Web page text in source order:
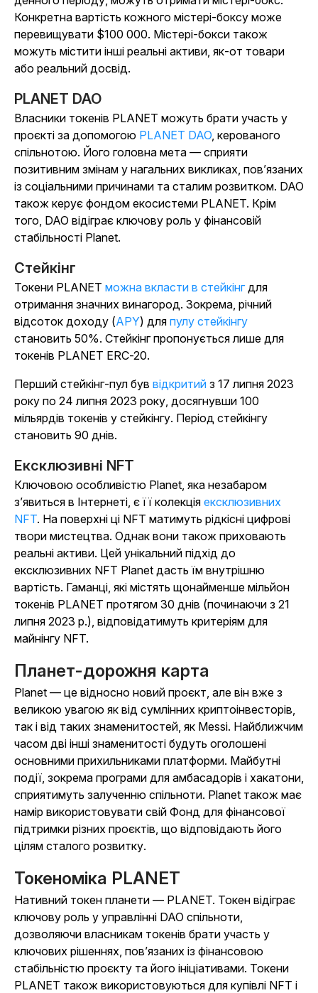
Конкретна вартість кожного містері-боксу може
перевищувати $100 000. Містері-бокси також
можуть містити інші реальні активи, як-от товари
або реальний досвід.
PLANET DAO
Власники токенів PLANET можуть брати участь у
проєкті за допомогою PLANET DAO, керованого
спільнотою. Його головна мета — сприяти
позитивним змінам у нагальних викликах, пов’язаних
із соціальними причинами та сталим розвитком. DAO
також керує фондом екосистеми PLANET. Крім
того, DAO відіграє ключову роль у фінансовій
стабільності Planet.
Стейкінг
Токени PLANET можна вкласти в стейкінгдля
отримання значних винагород. Зокрема, річний
відсоток доходу (APY) для пулу стейкінгу
становить 50%. Стейкінг пропонується лише для
токенів PLANET ERC-20.
Перший стейкінг-пул був відкритий з 17 липня 2023
року по 24 липня 2023 року, досягнувши 100
мільярдів токенів у стейкінгу. Період стейкінгу
становить 90 днів.
Ексклюзивні NFT
Ключовою особливістю Planet, яка незабаром
з’явиться в Інтернеті, є її колекція ексклюзивних
NFT. На поверхні ці NFT матимуть рідкісні цифрові
твори мистецтва. Однак вони також приховають
реальні активи. Цей унікальний підхід до
ексклюзивних NFT Planet дасть їм внутрішню
вартість. Гаманці, які містять щонайменше мільйон
токенів PLANET протягом 30 днів (починаючи з 21
липня 2023 р.), відповідатимуть критеріям для
майнінгу NFT.
Планет-дорожня карта
Planet — це відносно новий проєкт, але він вже з
великою увагою як від сумлінних криптоінвесторів,
так і від таких знаменитостей, як Messi. Найближчим
часом дві інші знаменитості будуть оголошені
основними прихильниками платформи. Майбутні
події, зокрема програми для амбасадорів і хакатони,
сприятимуть залученню спільноти. Planet також має
намір використовувати свій Фонд для фінансової
підтримки різних проєктів, що відповідають його
цілям сталого розвитку.
Токеноміка PLANET
Нативний токен планети — PLANET. Токен відіграє
ключову роль у управлінні DAO спільноти,
дозволяючи власникам токенів брати участь у
ключових рішеннях, пов’язаних із фінансовою
стабільністю проєкту та його ініціативами. Токени
PLANET також використовуються для купівлі NFT і